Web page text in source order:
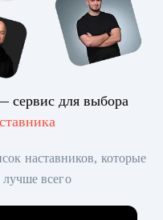
сервис для выбора
наставников, которые
всего